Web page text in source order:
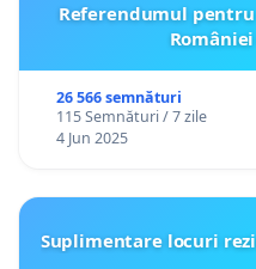
Referendumul
26 566 semnături
115 Semnături / 7 zile
4 Jun 2025
Suplimentare locuri